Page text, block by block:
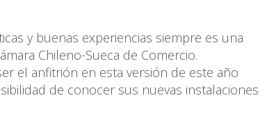
y buenas experiencias siempre es una
Chileno-Sueca de Comercio.
el anfitrión en esta versión de este año
de conocer sus nuevas instalaciones